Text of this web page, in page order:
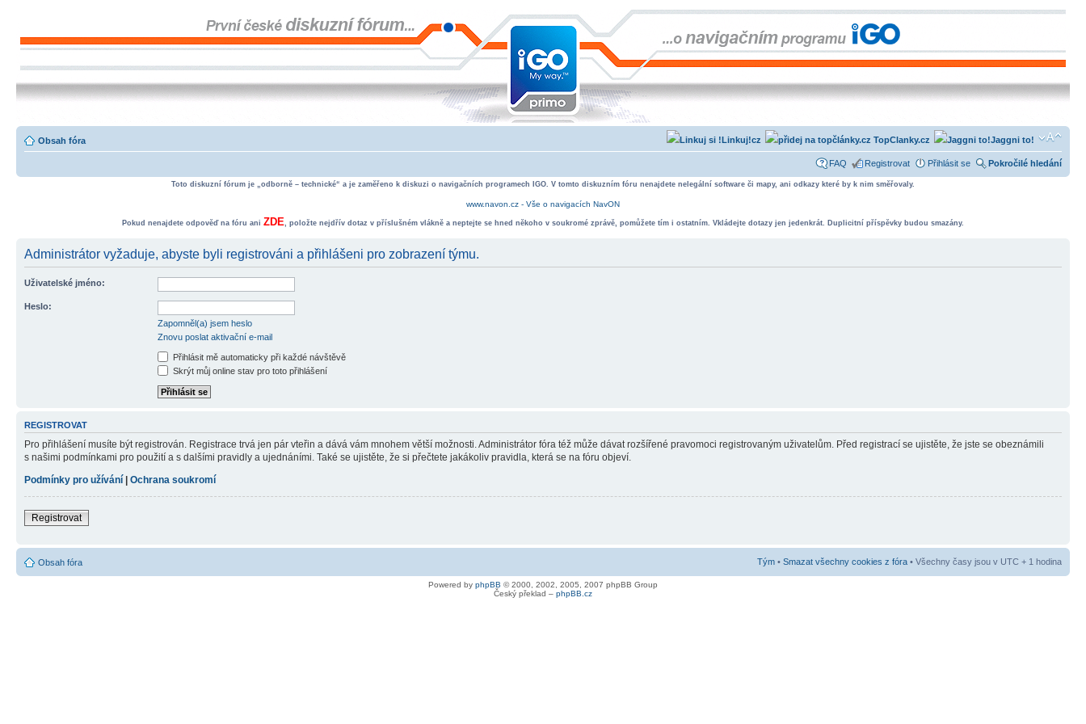
Obsah fóra Jaggni to!
TopClanky.cz
Linkuj!cz
FAQ Registrovat Přihlásit se Pokročilé hledání
Toto diskuzní fórum je „odborně – technické“ a je zaměřeno k diskuzi o navigačních programech IGO. V tomto diskuzním fóru nenajdete nelegální software či mapy, ani odkazy které by k nim směřovaly.
www.navon.cz - Vše o navigacích NavON
Pokud nenajdete odpověď na fóru ani ZDE, položte nejdřív dotaz v příslušném vlákně a neptejte se hned někoho v soukromé zprávě, pomůžete tím i ostatním. Vkládejte dotazy jen jedenkrát. Duplicitní příspěvky budou smazány.
Administrátor vyžaduje, abyste byli registrováni a přihlášeni pro zobrazení týmu.
Uživatelské jméno:
Heslo:
Zapomněl(a) jsem heslo
Znovu poslat aktivační e-mail
Přihlásit mě automaticky při každé návštěvě
Skrýt můj online stav pro toto přihlášení
REGISTROVAT
Pro přihlášení musíte být registrován. Registrace trvá jen pár vteřin a dává vám mnohem větší možnosti. Administrátor fóra též může dávat rozšířené pravomoci registrovaným uživatelům. Před registrací se ujistěte, že jste se obeznámili
s našimi podmínkami pro použití a s dalšími pravidly a ujednáními. Také se ujistěte, že si přečtete jakákoliv pravidla, která se na fóru objeví.
Podmínky pro užívání | Ochrana soukromí
Registrovat
Obsah fóra Tým • Smazat všechny cookies z fóra • Všechny časy jsou v UTC + 1 hodina
Powered by phpBB © 2000, 2002, 2005, 2007 phpBB Group
Český překlad – phpBB.cz